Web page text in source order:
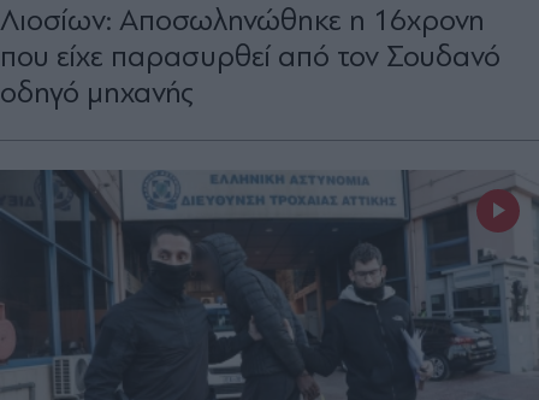
Λιοσίων: Αποσωληνώθηκε η 16χρονη
που είχε παρασυρθεί από τον Σουδανό
οδηγό μηχανής